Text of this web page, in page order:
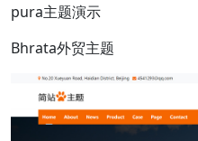
pura主题演示
Bhrata外贸主题